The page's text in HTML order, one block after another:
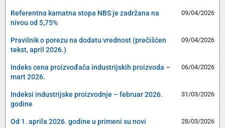
Referentna kamatna stopa NBS je zadržana na
nivou od 5,75%
09/04/2026
Pravilnik o porezu na dodatu vrednost (prečišćen
tekst, april 2026.)
09/04/2026
Indeks cena proizvođača industrijskih proizvoda –
mart 2026.
06/04/2026
Indeksi industrijske proizvodnje – februar 2026.
godine
31/03/2026
Od 1. aprila 2026. godine u primeni su novi
28/03/2026